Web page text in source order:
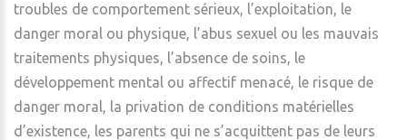
troubles de comportement sérieux, l’exploitation, le
danger moral ou physique, l’abus sexuel ou les mauvais
traitements physiques, l’absence de soins, le
développement mental ou affectif menacé, le risque de
danger moral, la privation de conditions matérielles
d’existence, les parents qui ne s’acquittent pas de leurs